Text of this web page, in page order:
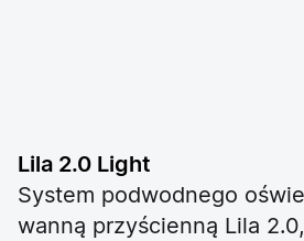
Lila 2.0 Light
System podwodnego
wanną przyścienną Lila